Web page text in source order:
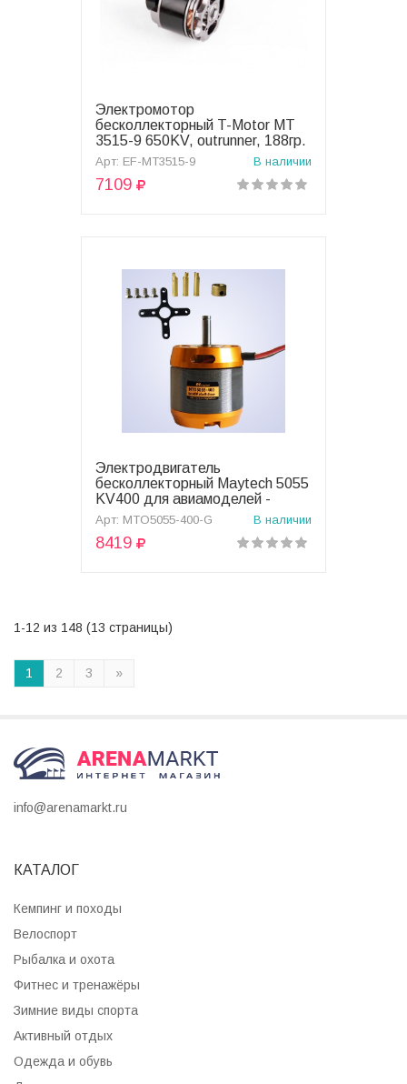
В корзину
Электромотор
бесколлекторный T-Motor MT
3515-9 650KV, outrunner, 188гр.
- EF-MT3515-9
Арт: EF-MT3515-9 В наличии
7109
В корзину
Электродвигатель
бесколлекторный Maytech 5055
KV400 для авиамоделей -
MTO5055-400-G
Арт: MTO5055-400-G В наличии
8419
1-12 из 148 (13 страницы)
1 2 3 »
info@arenamarkt.ru
КАТАЛОГ
Кемпинг и походы
Велоспорт
Рыбалка и охота
Фитнес и тренажёры
Зимние виды спорта
Активный отдых
Одежда и обувь